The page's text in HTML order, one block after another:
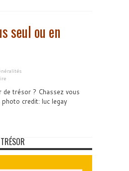
seul ou en
de trésor ? Chassez vous
photo credit: luc legay